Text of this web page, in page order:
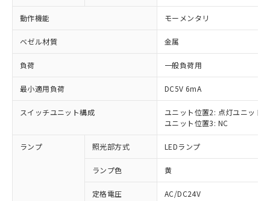
動作機能 モーメンタリ
ベゼル材質 金属
負荷 一般負荷用
最小適用負荷 DC5V 6mA
スイッチユニット構成
ユニット位置2: 点灯ユニット
ユニット位置3: NC
ランプ 照光部方式 LEDランプ
ランプ色 黄
定格電圧 AC/DC24V